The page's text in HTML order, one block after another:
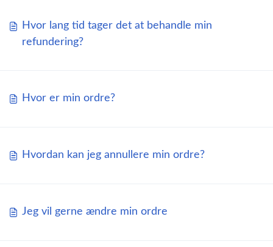
Hvor lang tid tager det at behandle min
refundering?
Hvor er min ordre?
Hvordan kan jeg annullere min ordre?
Jeg vil gerne ændre min ordre